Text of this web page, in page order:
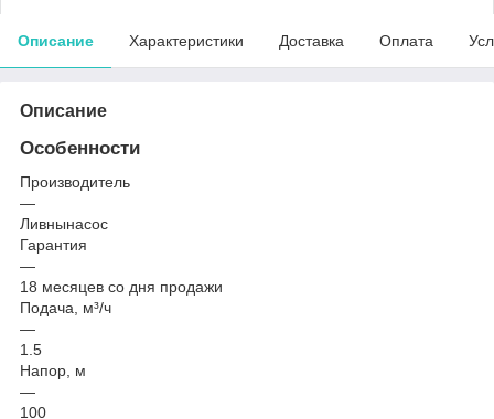
Описание Характеристики Доставка Оплата
Описание
Особенности
Производитель
—
Ливнынасос
Гарантия
—
18 месяцев со дня продажи
Подача, м³/ч
—
1.5
Напор, м
—
100